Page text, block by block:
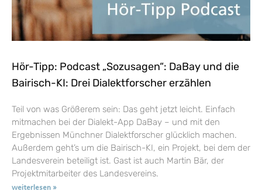
Hör-Tipp: Podcast „Sozusagen“: DaBay und die
Bairisch-KI: Drei Dialektforscher erzählen
Teil von was Größerem sein: Das geht jetzt leicht. Einfach
mitmachen bei der Dialekt-App DaBay – und mit den
Ergebnissen Münchner Dialektforscher glücklich machen.
Außerdem geht’s um die Bairisch-KI, ein Projekt, bei dem der
Landesverein beteiligt ist. Gast ist auch Martin Bär, der
Projektmitarbeiter des Landesvereins.
weiterlesen »